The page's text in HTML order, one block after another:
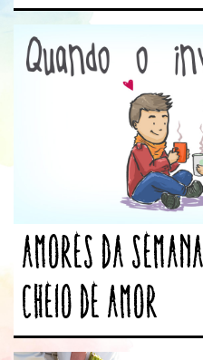
Amores da
cheio de amor